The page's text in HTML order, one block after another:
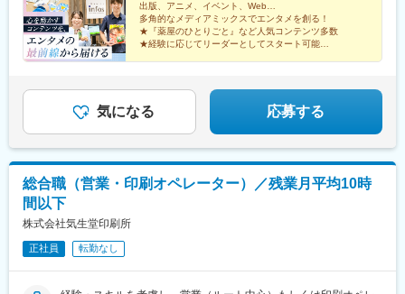
を月々支給。※管理監督者の場合、「残業手当（裁量手当）」では
なく、上記金額に固定の「管理職手当（月218,750円～262,500円
／深夜手当含む）」を含みます。※深夜手当は20時間分 月20,900
円～25,000円を支給し、超過分は別途全額支給いたします。
出版、アニメ、イベント、Web…
多角的なメディアミックスでエンタメを創る！
★『薬屋のひとりごと』など人気コンテンツ多数
★経験に応じてリーダーとしてスタート可能
気になる 応募する
総合職（営業・印刷オペレーター）／残業月平均10時
間以下
株式会社気生堂印刷所
正社員 転勤なし